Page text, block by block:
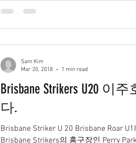
Brisbane Strikers U20 이
다.
Brisbane Striker U 20 Brisbane Roar
Brisbane Strikers의 홈구장인 Perry
Sam Kim
Mar 20, 2018
1 min read